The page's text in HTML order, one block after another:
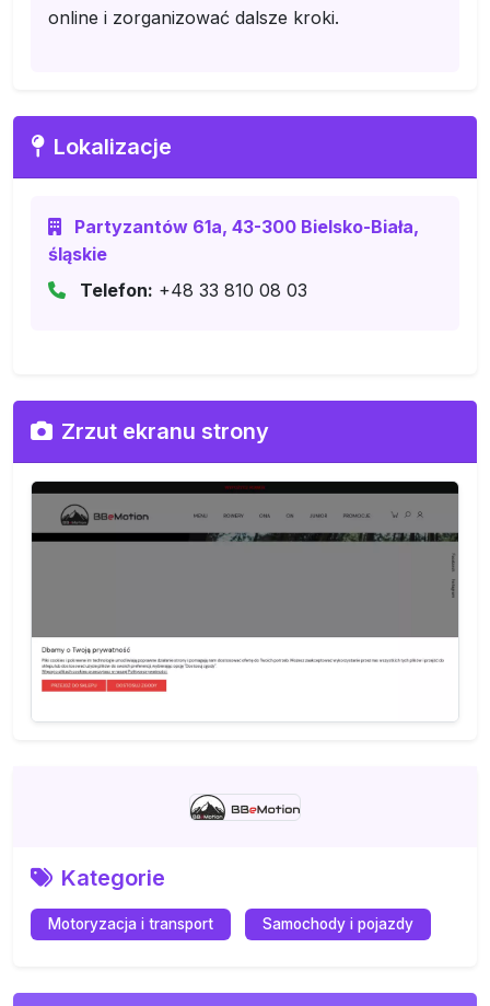
online i zorganizować dalsze kroki.
Lokalizacje
Partyzantów 61a, 43-300 Bielsko-Biała,
śląskie
Telefon: +48 33 810 08 03
Zrzut ekranu strony
Kategorie
Motoryzacja i transport Samochody i pojazdy